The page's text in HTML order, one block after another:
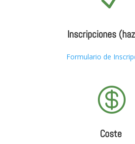
Inscripciones
Formulario de

Coste